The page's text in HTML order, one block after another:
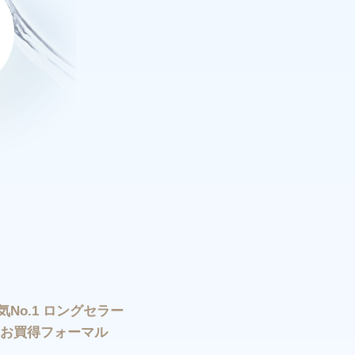
No.1 ロングセラー
お買得フォーマル